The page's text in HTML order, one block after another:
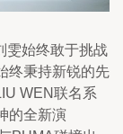
雯始终敢于挑战
终秉持新锐的先
WEN联名系
的全新演